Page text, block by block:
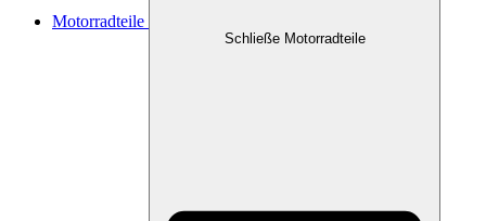
Motorradteile
Schließe Motorradteile